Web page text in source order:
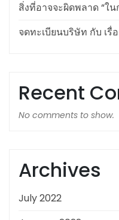
สิ่งที่อาจจะผิดพลาด “ใ
จดทะเบียนบริษัท กับ เรื่
Recent
No comments to show.
Archives
July 2022